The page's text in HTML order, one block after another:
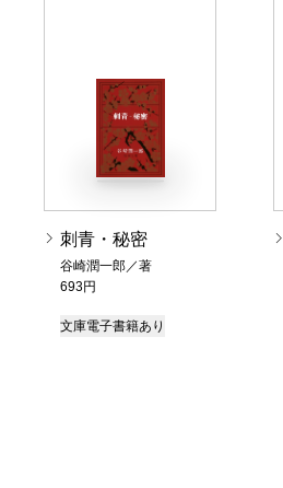
刺青・秘密
谷崎潤一郎／著
693円
文庫電子書籍あり